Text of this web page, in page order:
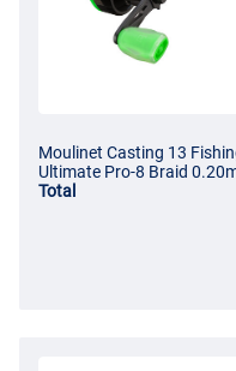
Moulinet Casting 13
Ultimate Pro-8 Braid
Total